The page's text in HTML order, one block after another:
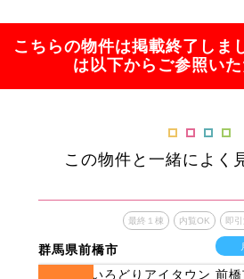
こちらの物件は掲載終了しま
は以下からご参照いた
この物件と一緒によく
群馬県前橋市
最終１棟 内覧OK 即